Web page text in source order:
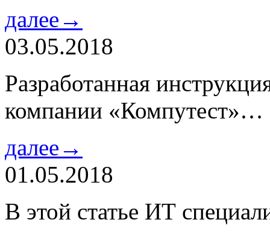
далее→
03.05.2018
Разработанная
компании «Компутест»…
далее→
01.05.2018
В этой статье ИТ